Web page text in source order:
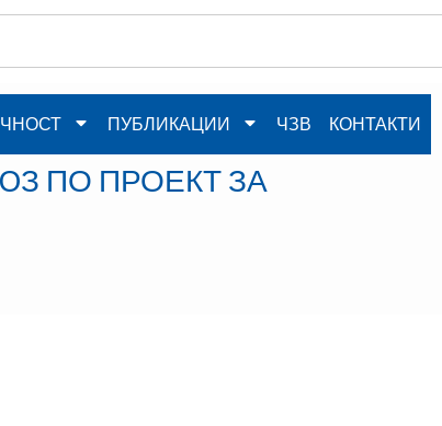
ПУБЛИКАЦИИ ЧЗВ КОНТАКТИ
ПО ПРОЕКТ ЗА